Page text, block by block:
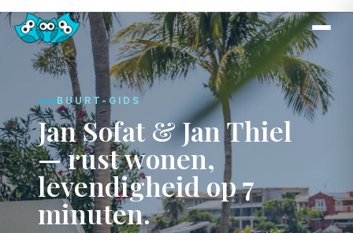
BUURT-GIDS
Jan Sofat & Jan Thiel
— rust wonen,
levendigheid op 7
minuten.